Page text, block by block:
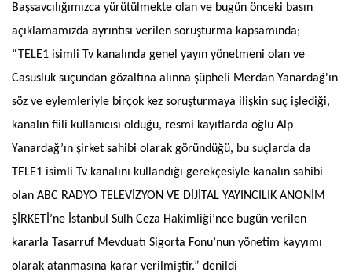
Başsavcılığımızca yürütülmekte olan ve bugün önceki basın
açıklamamızda ayrıntısı verilen soruşturma kapsamında;
“TELE1 isimli Tv kanalında genel yayın yönetmeni olan ve
Casusluk suçundan gözaltına alınna şüpheli Merdan Yanardağ'ın
söz ve eylemleriyle birçok kez soruşturmaya ilişkin suç işlediği,
kanalın fiili kullanıcısı olduğu, resmi kayıtlarda oğlu Alp
Yanardağ’ın şirket sahibi olarak göründüğü, bu suçlarda da
TELE1 isimli Tv kanalını kullandığı gerekçesiyle kanalın sahibi
olan ABC RADYO TELEVİZYON VE DİJİTAL YAYINCILIK ANONİM
ŞİRKETİ’ne İstanbul Sulh Ceza Hakimliği’nce bugün verilen
kararla Tasarruf Mevduatı Sigorta Fonu’nun yönetim kayyımı
olarak atanmasına karar verilmiştir.” denildi